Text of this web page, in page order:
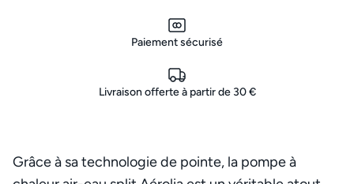
Paiement sécurisé
Livraison offerte à partir de 30 €
Grâce à sa technologie de pointe, la pompe à